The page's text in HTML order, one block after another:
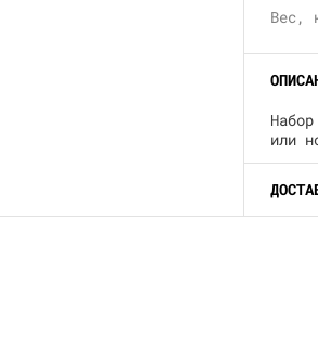
Вес,
или